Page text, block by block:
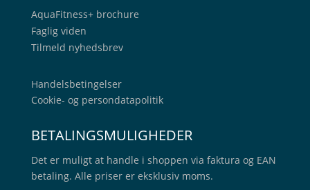
AquaFitness+ brochure
Faglig viden
Tilmeld nyhedsbrev
Handelsbetingelser
Cookie- og persondatapolitik
BETALINGSMULIGHEDER
Det er muligt at handle i shoppen via faktura og EAN
betaling. Alle priser er eksklusiv moms.